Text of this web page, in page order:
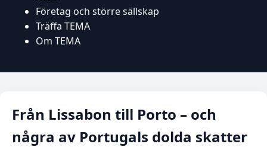
Företag och större sällskap
Träffa TEMA
Om TEMA
Från Lissabon till Porto – och
några av Portugals dolda skatter